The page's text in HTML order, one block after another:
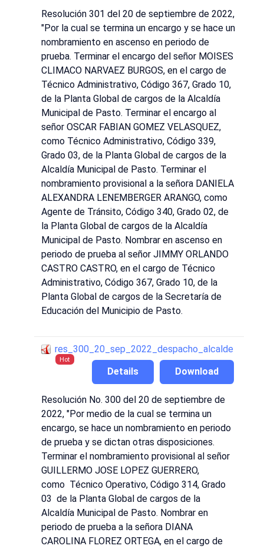
Resolución 301 del 20 de septiembre de 2022,
"Por la cual se termina un encargo y se hace un
nombramiento en ascenso en periodo de
prueba. Terminar el encargo del señor MOISES
CLIMACO NARVAEZ BURGOS, en el cargo de
Técnico Administrativo, Código 367, Grado 10,
de la Planta Global de cargos de la Alcaldía
Municipal de Pasto. Terminar el encargo al
señor OSCAR FABIAN GOMEZ VELASQUEZ,
como Técnico Administrativo, Código 339,
Grado 03, de la Planta Global de cargos de la
Alcaldía Municipal de Pasto. Terminar el
nombramiento provisional a la señora DANIELA
ALEXANDRA LENEMBERGER ARANGO, como
Agente de Tránsito, Código 340, Grado 02, de
la Planta Global de cargos de la Alcaldía
Municipal de Pasto. Nombrar en ascenso en
periodo de prueba al señor JIMMY ORLANDO
CASTRO CASTRO, en el cargo de Técnico
Administrativo, Código 367, Grado 10, de la
Planta Global de cargos de la Secretaría de
Educación del Municipio de Pasto.
res_300_20_sep_2022_despacho_alcalde
Hot
Download
Details
Resolución No. 300 del 20 de septiembre de
2022, "Por medio de la cual se termina un
encargo, se hace un nombramiento en periodo
de prueba y se dictan otras disposiciones.
Terminar el nombramiento provisional al señor
GUILLERMO JOSE LOPEZ GUERRERO,
como Técnico Operativo, Código 314, Grado
03 de la Planta Global de cargos de la
Alcaldía Municipal de Pasto. Nombrar en
periodo de prueba a la señora DIANA
CAROLINA FLOREZ ORTEGA, en el cargo de